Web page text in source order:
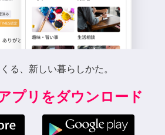
る、新しい暮らしかた。
プリをダウンロード